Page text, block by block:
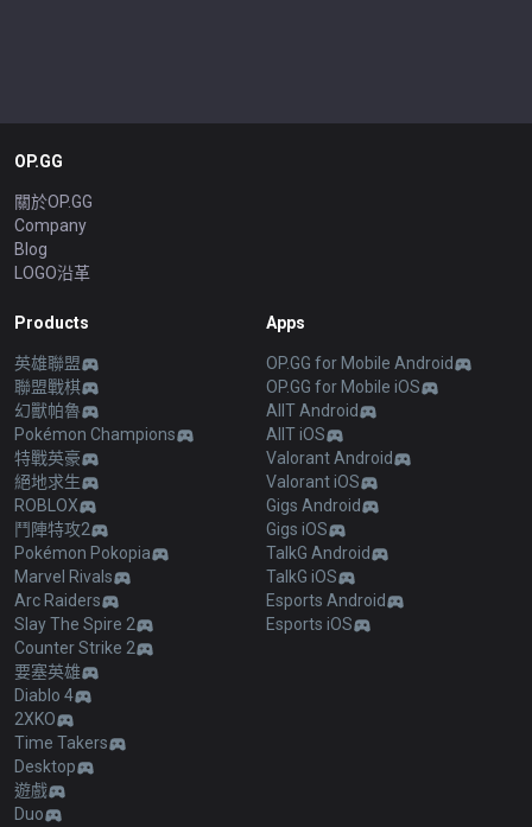
OP.GG
關於OP.GG
Company
Blog
LOGO沿革
Products
英雄聯盟
聯盟戰棋
幻獸帕魯
Pokémon Champions
特戰英豪
絕地求生
ROBLOX
鬥陣特攻2
Pokémon Pokopia
Marvel Rivals
Arc Raiders
Slay The Spire 2
Counter Strike 2
要塞英雄
Diablo 4
2XKO
Time Takers
Desktop
遊戲
Duo
Apps
OP.GG for Mobile Android
OP.GG for Mobile iOS
AllT Android
AllT iOS
Valorant Android
Valorant iOS
Gigs Android
Gigs iOS
TalkG Android
TalkG iOS
Esports Android
Esports iOS